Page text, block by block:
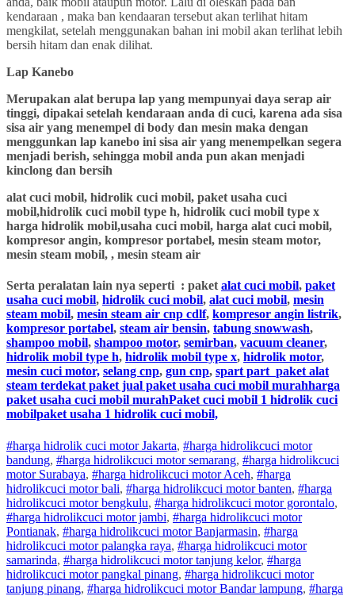
kendaraan , maka ban kendaaran tersebut akan terlihat hitam
mengkilat, setelah menggunakan bahan ini mobil akan terlihat lebih
bersih hitam dan enak dilihat.
Lap Kanebo
Merupakan alat berupa lap yang mempunyai daya serap air
tinggi, dipakai setelah kendaraan anda di cuci, karena ada sisa
sisa air yang menempel di body dan mesin maka dengan
menggunkan lap kanebo ini sisa air yang menempelkan segera
menjadi berish, sehingga mobil anda pun akan menjadi
kinclong dan bersih
alat cuci mobil, hidrolik cuci mobil, paket usaha cuci
mobil,hidrolik cuci mobil type h, hidrolik cuci mobil type x
harga hidrolik mobil,usaha cuci mobil, harga alat cuci mobil,
kompresor angin, kompresor portabel, mesin steam motor,
mesin steam mobil, , mesin steam air
Serta peralatan lain nya seperti : paket alat cuci mobil, paket
usaha cuci mobil, hidrolik cuci mobil, alat cuci mobil, mesin
steam mobil, mesin steam air cnp cdlf, kompresor angin listrik,
kompresor portabel, steam air bensin, tabung snowwash,
shampoo mobil, shampoo motor, semirban, vacuum cleaner,
hidrolik mobil type h, hidrolik mobil type x, hidrolik motor,
mesin cuci motor, selang cnp, gun cnp, spart part paket alat
steam terdekat paket jual paket usaha cuci mobil murahharga
paket usaha cuci mobil murahPaket cuci mobil 1 hidrolik cuci
mobilpaket usaha 1 hidrolik cuci mobil,
#harga hidrolik cuci motor Jakarta, #harga hidrolikcuci motor
bandung, #harga hidrolikcuci motorsemarang, #harga hidrolikcuci
motorSurabaya, #harga hidrolikcuci motorAceh, #harga
hidrolikcuci motorbali, #harga hidrolikcuci motorbanten, #harga
hidrolikcuci motorbengkulu, #harga hidrolikcuci motorgorontalo,
#harga hidrolikcuci motorjambi, #harga hidrolikcuci motor
Pontianak, #harga hidrolikcuci motorBanjarmasin, #harga
hidrolikcuci motorpalangka raya, #harga hidrolikcuci motor
samarinda, #harga hidrolikcuci motortanjung kelor, #harga
hidrolikcuci motorpangkal pinang, #harga hidrolikcuci motor
tanjung pinang, #harga hidrolikcuci motorBandar lampung, #harga